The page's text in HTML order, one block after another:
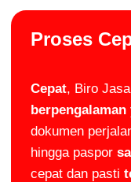
Proses
Cepat, Biro
berpengalaman
dokumen
hingga paspor
cepat dan pasti